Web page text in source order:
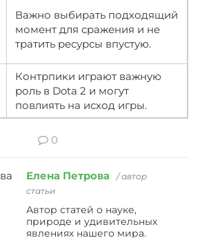
Важно выбирать подходящий
момент для сражения и не
тратить ресурсы впустую.
Контрпики играют важную
роль в Dota 2 и могут
повлиять на исход игры.
0
Елена Петрова
/ автор
статьи
Автор статей о науке,
природе и удивительных
явлениях нашего мира.